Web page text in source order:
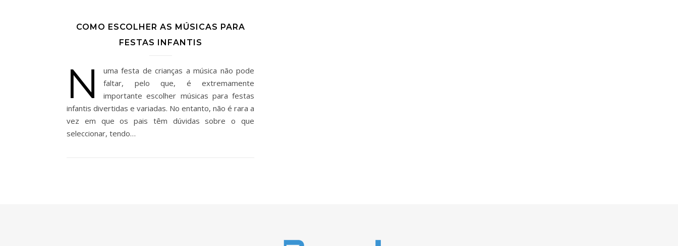
COMO ESCOLHER AS MÚSICAS PARA
FESTAS INFANTIS
N
uma festa de crianças a música não pode
faltar, pelo que, é extremamente
importante escolher músicas para festas
infantis divertidas e variadas. No entanto, não é rara a
vez em que os pais têm dúvidas sobre o que
seleccionar, tendo…